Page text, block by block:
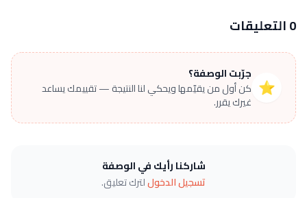
0 التعليقات
⭐
جرّبت الوصفة؟
كن أول من يقيّمها ويحكي لنا النتيجة — تقييمك يساعد
غيرك يقرر.
شاركنا رأيك في الوصفة
تسجيل الدخوللترك تعليق.